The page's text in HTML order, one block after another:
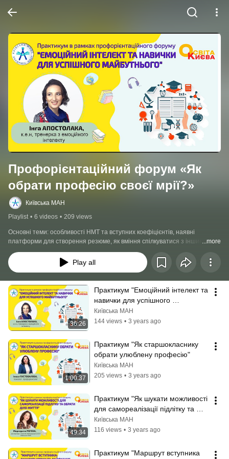
Профорієнтаційний форум «Як
обрати професію своєї мрії?»
Київська МАН
Playlist • 6 videos • 209 views
Основні теми: особливості НМТ та вступних коефіцієнтів, наявні
платформи для створення резюме, як вміння спілкуватися з іншими
людьми та розуміти їхні емоції вже сьогодні може допомогти отримати
високооплачувану та перспективну роботу у майбутньому, важливі кроки
в обранні навчального закладу та спеціальності тощо.
...more
Play all
36:26
Практикум "Емоційний інтелект та
навички для успішного
майбутнього"
Київська МАН
144 views • 3 years ago
1:00:37
Практикум "Як старшокласнику
обрати улюблену професію"
Київська МАН
205 views • 3 years ago
49:34
Практикум "Як шукати можливості
для самореалізації підлітку та
обрати діло життя"
Київська МАН
116 views • 3 years ago
Практикум "Маршрут вступника